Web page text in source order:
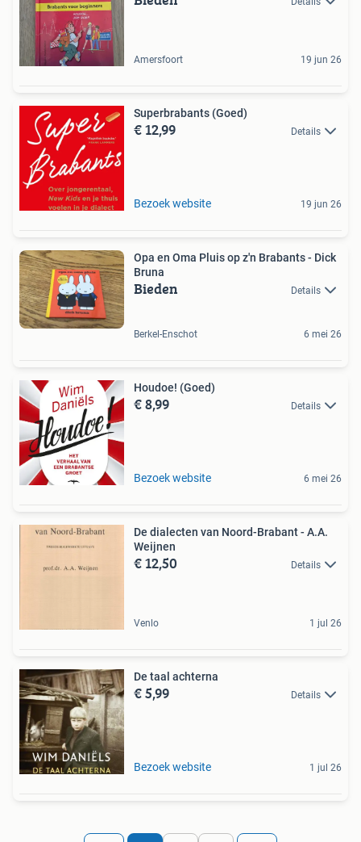
Amersfoort 19 jun 26
Superbrabants (Goed)
€ 12,99 Details
Bezoek website 19 jun 26
Opa en Oma Pluis op z'n Brabants - Dick
Bruna
Bieden Details
Berkel-Enschot 6 mei 26
Houdoe! (Goed)
€ 8,99 Details
Bezoek website 6 mei 26
De dialecten van Noord-Brabant - A.A.
Weijnen
€ 12,50 Details
Venlo 1 jul 26
De taal achterna
€ 5,99 Details
Bezoek website 1 jul 26